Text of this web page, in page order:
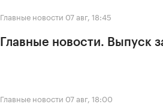
Главные новости 07 авг, 18:45
Главные новости. Выпуск
Главные новости 07 авг, 18:00